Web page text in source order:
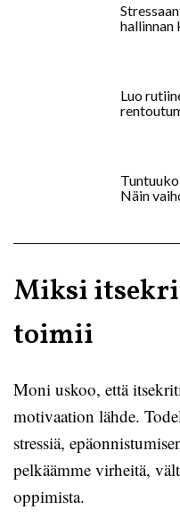
hallinnan
Luo
Näin
Miksi
toimii
Moni uskoo, että
motivaation lähde.
stressiä,
pelkäämme virheitä,
oppimista.